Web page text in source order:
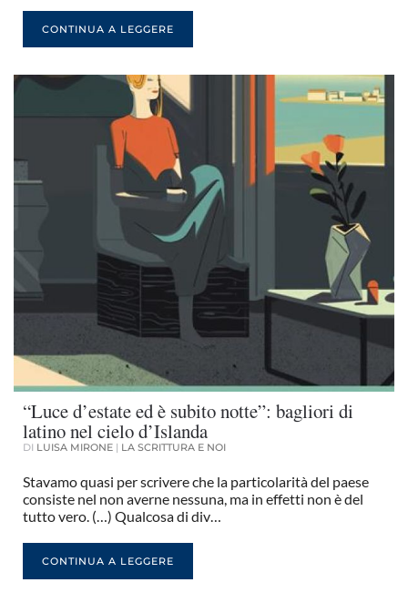
CONTINUA A LEGGERE
“Luce d’estate ed è subito notte”: bagliori di
latino nel cielo d’Islanda
DI LUISA MIRONE | LA SCRITTURA E NOI
Stavamo quasi per scrivere che la particolarità del paese
consiste nel non averne nessuna, ma in effetti non è del
tutto vero. (…) Qualcosa di div…
CONTINUA A LEGGERE